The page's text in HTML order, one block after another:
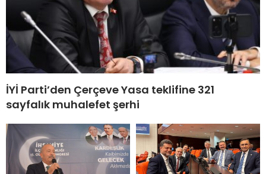
İYİ Parti’den Çerçeve Yasa teklifine 321
sayfalık muhalefet şerhi